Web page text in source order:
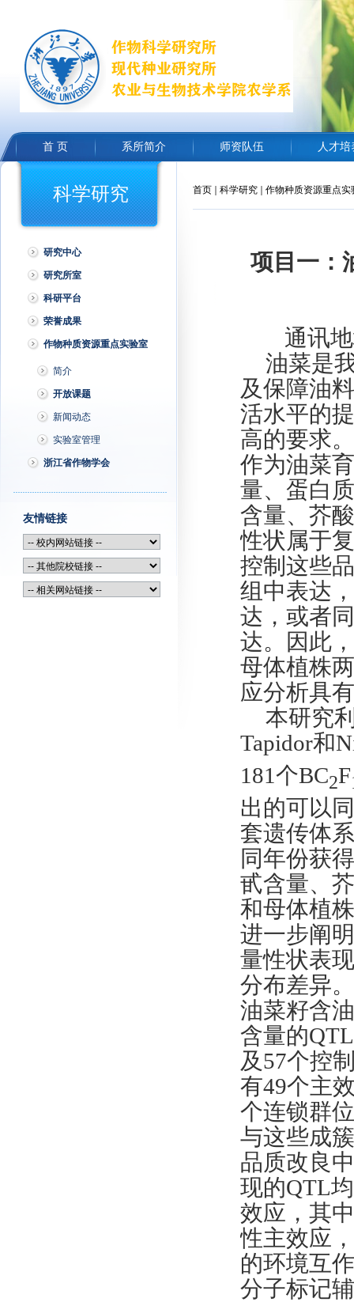
首 页 系所简介 师资队伍 人才培
科学研究
研究中心
研究所室
科研平台
荣誉成果
作物种质资源重点实验室
简介
开放课题
新闻动态
实验室管理
浙江省作物学会
友情链接
首页 科学研究 作物种质资源重点实
项目一：
通讯
油菜是
及保障油
活水平的
高的要求
作为油菜
量、蛋白
含量、芥
性状属于
控制这些
组中表达
达，或者
达。因此
母体植株
应分析具
本研究
Tapidor和
181个BC2F
出的可以
套遗传体
同年份获
甙含量、
和母体植
进一步阐
量性状表
分布差异
油菜籽含
含量的
及57个控
有49个主
个连锁群
与这些成
品质改良
现的QTL
效应，其
性主效应
的环境互
分子标记